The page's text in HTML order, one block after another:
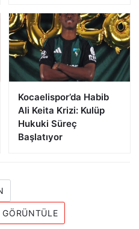
Kocaelispor’da Habib
Ali Keita Krizi: Kulüp
Hukuki Süreç
Başlatıyor